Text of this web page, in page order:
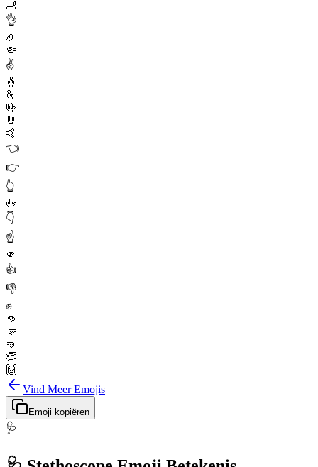
🫸
👌
🤌
🤏
✌️
🤞
🫰
🤟
🤘
🤙
👈
👉
👆
🖕
👇
☝️
🫵
👍
👎
✊
👊
🤛
🤜
👏
🙌
Vind Meer Emojis
Emoji kopiëren
🩺